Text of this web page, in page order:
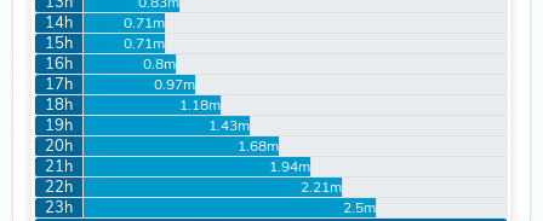
14h 0.71m
15h 0.71m
16h 0.8m
17h 0.97m
18h 1.18m
19h 1.43m
20h 1.68m
21h 1.94m
22h 2.21m
23h 2.5m